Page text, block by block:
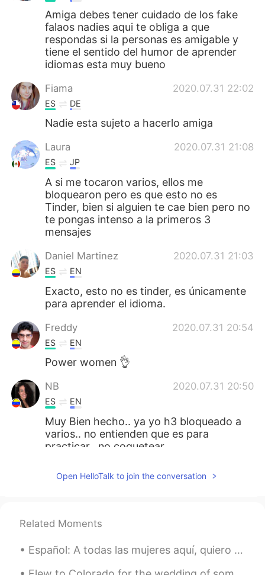
Amiga debes tener cuidado de los fake
falaos nadies aqui te obliga a que
respondas si la personas es amigable y
tiene el sentido del humor de aprender
idiomas esta muy bueno
Fiama 2020.07.31 22:02
ES DE
Nadie esta sujeto a hacerlo amiga
Laura 2020.07.31 21:08
ES JP
A si me tocaron varios, ellos me
bloquearon pero es que esto no es
Tinder, bien si alguien te cae bien pero no
te pongas intenso a la primeros 3
mensajes
Daniel Martinez 2020.07.31 21:03
ES EN
Exacto, esto no es tinder, es únicamente
para aprender el idioma.
Freddy 2020.07.31 20:54
ES EN
Power women 👌
NB 2020.07.31 20:50
ES EN
Muy Bien hecho.. ya yo h3 bloqueado a
varios.. no entienden que es para
practicar.. no coquetear.
Yanet 2020.07.31 20:49
🤦🏻‍♀️
ES EN
Open HelloTalk to join the conversation
Related Moments
Español: A todas las mujeres aquí, quiero hacerles saber estas cosas 🌸 Eres hermosa por tu sabid...